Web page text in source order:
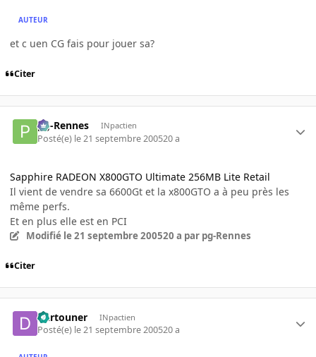
AUTEUR
et c uen CG fais pour jouer sa?
Citer
pg-Rennes INpactien
Posté(e) le 21 septembre 200520 a
Sapphire RADEON X800GTO Ultimate 256MB Lite Retail
Il vient de vendre sa 6600Gt et la x800GTO a à peu près les
même perfs.
Et en plus elle est en PCI
Modifié le 21 septembre 200520 a par pg-Rennes
Citer
Dartouner INpactien
Posté(e) le 21 septembre 200520 a